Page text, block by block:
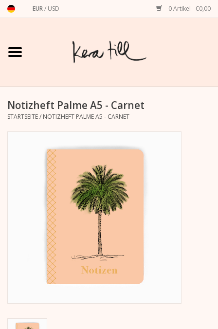
EUR/ USD 0 Artikel - €0,00
Startseite
Art Prints
Geschenke
Notizheft Palme A5 - Carnet
STARTSEITE/ NOTIZHEFT PALME A5 - CARNET